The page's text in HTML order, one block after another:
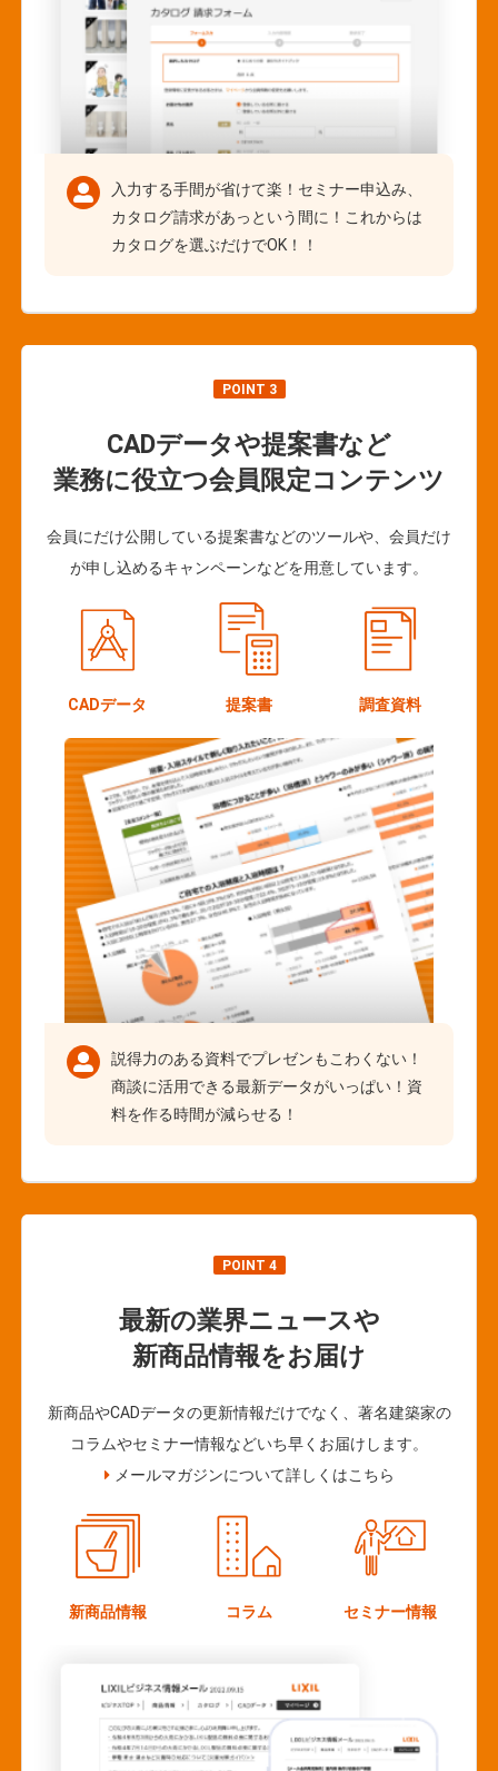
入力する手間が省けて楽！セミナー申込み、
カタログ請求があっという間に！これからは
カタログを選ぶだけでOK！！
POINT 3
CADデータや提案書など
業務に役立つ会員限定コンテンツ
会員にだけ公開している提案書などのツールや、会員だけ
が申し込めるキャンペーンなどを用意しています。
CADデータ 提案書 調査資料
説得力のある資料でプレゼンもこわくない！
商談に活用できる最新データがいっぱい！資
料を作る時間が減らせる！
POINT 4
最新の業界ニュースや
新商品情報をお届け
新商品やCADデータの更新情報だけでなく、著名建築家の
コラムやセミナー情報などいち早くお届けします。
メールマガジンについて詳しくはこちら
新商品情報 コラム セミナー情報